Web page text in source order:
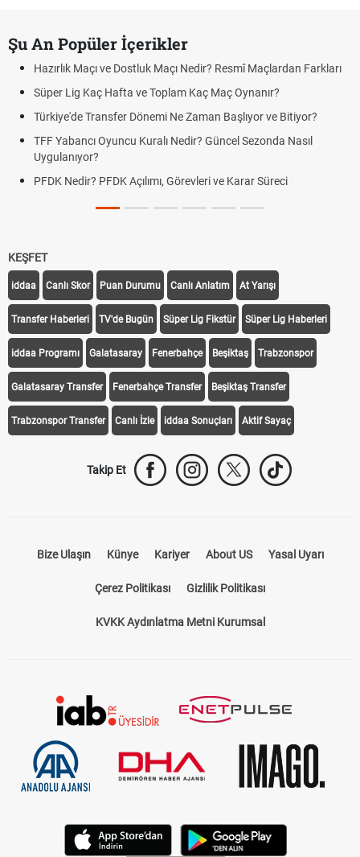
Şu An Popüler İçerikler
Hazırlık Maçı ve Dostluk Maçı Nedir? Resmî Maçlardan Farkları
Süper Lig Kaç Hafta ve Toplam Kaç Maç Oynanır?
Türkiye'de Transfer Dönemi Ne Zaman Başlıyor ve Bitiyor?
TFF Yabancı Oyuncu Kuralı Nedir? Güncel Sezonda Nasıl
Uygulanıyor?
PFDK Nedir? PFDK Açılımı, Görevleri ve Karar Süreci
KEŞFET
iddaa Canlı Skor Puan Durumu Canlı Anlatım At Yarışı
Transfer Haberleri TV'de Bugün Süper Lig Fikstür Süper Lig Haberleri
iddaa Programı Galatasaray Fenerbahçe Beşiktaş Trabzonspor
Galatasaray Transfer Fenerbahçe Transfer Beşiktaş Transfer
Trabzonspor Transfer Canlı İzle iddaa Sonuçları Aktif Sayaç
Takip Et
Bize Ulaşın Künye Kariyer About US Yasal Uyarı
Çerez Politikası Gizlilik Politikası
KVKK Aydınlatma Metni Kurumsal